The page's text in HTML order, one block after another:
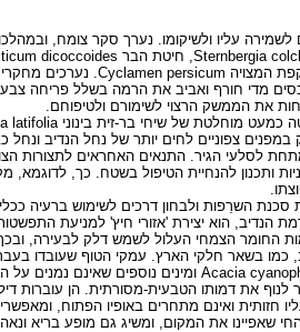
מדי חורף ואביב את הרמה בשלל פריחה
את הממשק הרצוי לשימורם ולטיפוחם.
במפנים צפוניים לחים יותר של נחל הנדיב
לסלעי הגיר. התנאים האחראים לתצורות
ותכנון להנחיית הטיפול בשטח. כך, לדוגמא,
השרֵפות ולבחון דרכים לשימוש ברעיה
הנדיב, הוא יצירת 'אזורי חיץ' למניעת
החומר הצמחי העלול לשמש דלק לבעירה,
בשאר חלקי הארץ. עמקי הטוף שעובדו בעבר
את דמותו הטבעית-מסורתית. הן עוברות
חזותית ואינם מתחרים באופיו הפתוח,
שאפיינו את המקום, ומשיג גם מופע בריא